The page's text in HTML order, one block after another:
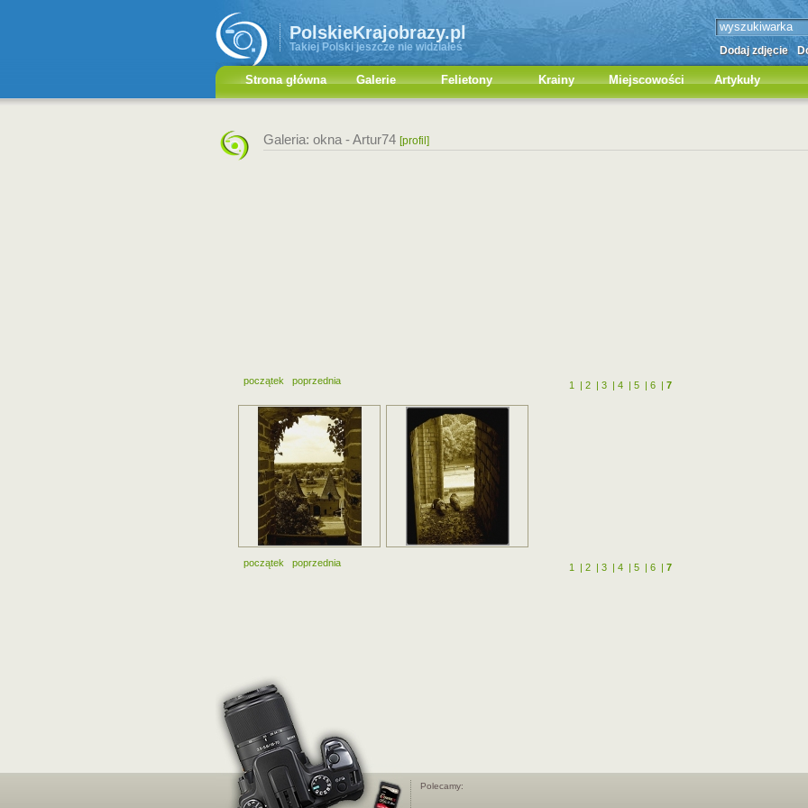
PolskieKrajobrazy.pl
Takiej Polski jeszcze nie widziałeś Dodaj zdjęcie
Strona główna Galerie Felietony Krainy Miejscowości Artykuły
Galeria: okna -Artur74 [profil]
początek poprzednia 1 | 2 | 3 | 4 | 5 | 6 | 7
początek poprzednia 1 | 2 | 3 | 4 | 5 | 6 | 7
Polecamy: